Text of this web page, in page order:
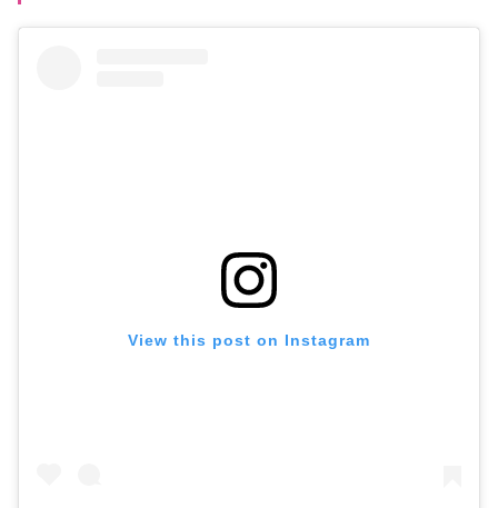
View this post on Instagram